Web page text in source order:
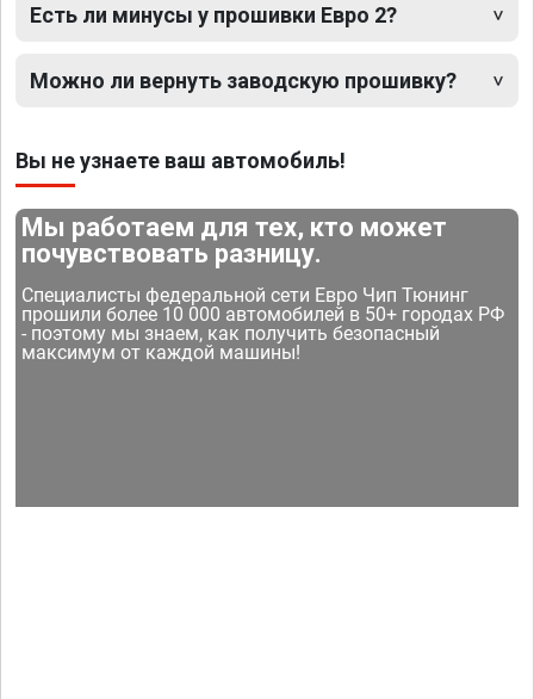
Есть ли минусы у прошивки Евро 2?
Можно ли вернуть заводскую прошивку?
Вы не узнаете ваш автомобиль!
Мы работаем для тех, кто может
почувствовать разницу.
Специалисты федеральной сети Евро Чип Тюнинг
прошили более 10 000 автомобилей в 50+ городах РФ
- поэтому мы знаем, как получить безопасный
максимум от каждой машины!